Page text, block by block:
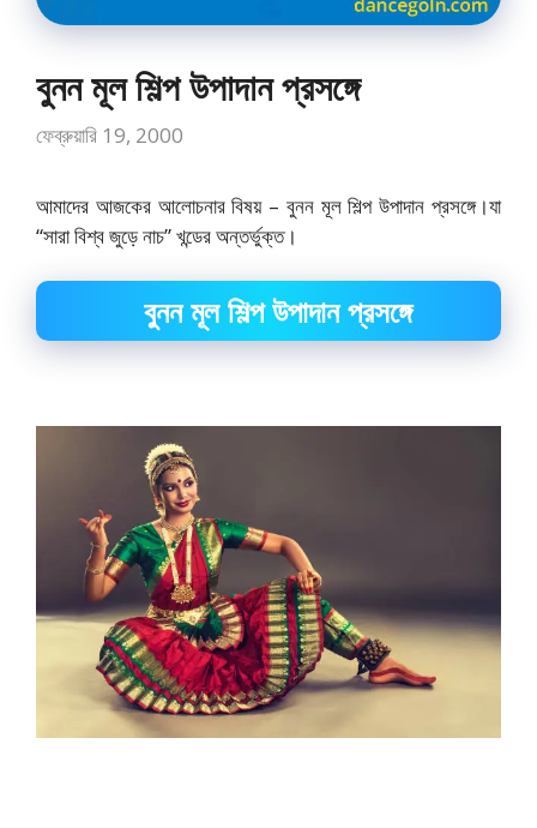
বুনন মূল শিল্প উপাদান প্রসঙ্গে
ফেব্রুয়ারি 19, 2000
আমাদের আজকের আলোচনার বিষয় – বুনন মূল শিল্প উপাদান প্রসঙ্গে।যা
“সারা বিশ্ব জুড়ে নাচ” খন্ডের অন্তর্ভুক্ত।
বুনন মূল শিল্প উপাদান প্রসঙ্গে